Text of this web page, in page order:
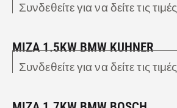
Συνδεθείτε για να δείτε τις τιμές
MIZA 1.5KW BMW KUHNER
Συνδεθείτε για να δείτε τις τιμές